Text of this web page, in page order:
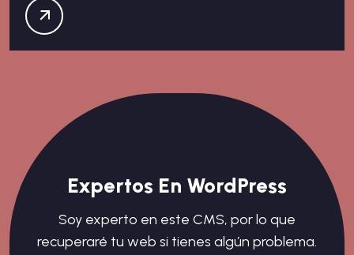
Expertos En WordPress
Soy experto en este CMS, por lo que
recuperaré tu web si tienes algún problema.